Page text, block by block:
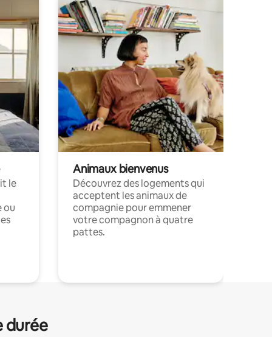
le
ou
Animaux bienvenus
Découvrez des logements qui
acceptent les animaux de
compagnie pour emmener
votre compagnon à quatre
pattes.
durée